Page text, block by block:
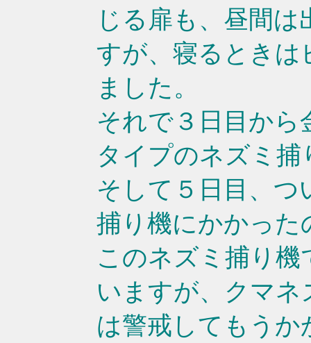
じる扉も、昼間
すが、寝るとき
ました。
それで３日目か
タイプのネズミ
そして５日目、
捕り機にかかった
このネズミ捕り
いますが、クマ
は警戒してもう